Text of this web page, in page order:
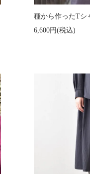
種から作ったT
6,600円(税込)